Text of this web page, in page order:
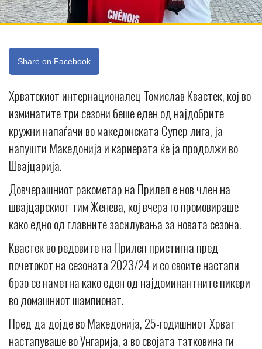
Share on Facebook
Хрватскиот интернационалец Томислав Квастек, кој во
изминатите три сезони беше еден од најдобрите
кружни напаѓачи во македонската Супер лига, ја
напушти Македонија и кариерата ќе ја продолжи во
Швајцарија.
Довчерашниот ракометар на Прилеп е нов член на
швајцарскиот тим Женева, кој вчера го промовираше
како едно од главните засилувања за новата сезона.
Квастек во редовите на Прилеп пристигна пред
почетокот на сезоната 2023/24 и со своите настапи
брзо се наметна како еден од најдоминантните пикери
во домашниот шампионат.
Пред да дојде во Македонија, 25-годишниот Хрват
настапуваше во Унгарија, а во својата татковина ги